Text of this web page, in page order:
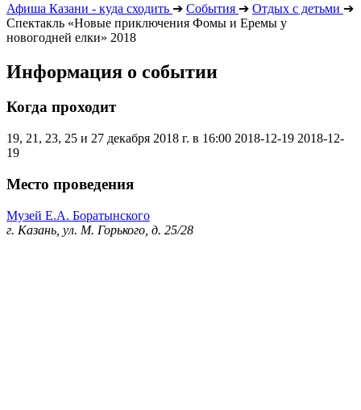
Афиша Казани - куда сходить ➔ События ➔ Отдых с детьми ➔
Спектакль «Новые приключения Фомы и Еремы у
новогодней елки» 2018
Информация о событии
Когда проходит
19, 21, 23, 25 и 27 декабря 2018 г. в 16:00 2018-12-19 2018-12-
19
Место проведения
Музей Е.А. Боратынского
г. Казань, ул. М. Горького, д. 25/28